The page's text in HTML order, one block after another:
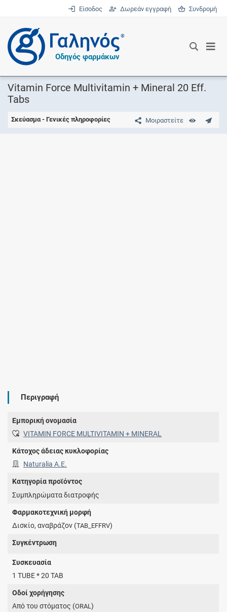
Είσοδος Δωρεάν εγγραφή Συνδρομή
®
Οδηγός φαρμάκων
Vitamin Force Multivitamin + Mineral 20 Eff.
Tabs
Μοιραστείτε
Σκεύασμα - Γενικές πληροφορίες
Περιγραφή
Εμπορική ονομασία
VITAMIN FORCE MULTIVITAMIN + MINERAL
Κάτοχος άδειας κυκλοφορίας
Naturalia Α.Ε.
Κατηγορία προϊόντος
Συμπληρώματα διατροφής
Φαρμακοτεχνική μορφή
Δισκίο, αναβράζον (TAB_EFFRV)
Συγκέντρωση
Συσκευασία
1 TUBE * 20 TAB
Οδοί χορήγησης
Από του στόματος (ORAL)